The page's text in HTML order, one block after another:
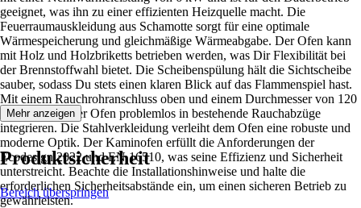
geeignet, was ihn zu einer effizienten Heizquelle macht. Die
Feuerraumauskleidung aus Schamotte sorgt für eine optimale
Wärmespeicherung und gleichmäßige Wärmeabgabe. Der Ofen kann
mit Holz und Holzbriketts betrieben werden, was Dir Flexibilität bei
der Brennstoffwahl bietet. Die Scheibenspülung hält die Sichtscheibe
sauber, sodass Du stets einen klaren Blick auf das Flammenspiel hast.
Mit einem Rauchrohranschluss oben und einem Durchmesser von 120
mm lässt sich der Ofen problemlos in bestehende Rauchabzüge
integrieren. Die Stahlverkleidung verleiht dem Ofen eine robuste und
moderne Optik. Der Kaminofen erfüllt die Anforderungen der
Ecodesign 2022 und EN 16510, was seine Effizienz und Sicherheit
unterstreicht. Beachte die Installationshinweise und halte die
erforderlichen Sicherheitsabstände ein, um einen sicheren Betrieb zu
gewährleisten.
Mehr anzeigen
Produktsicherheit
Bereich überspringen